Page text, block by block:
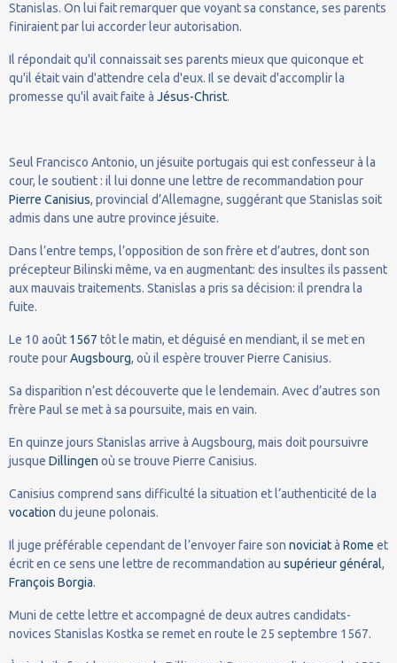
Stanislas. On lui fait remarquer que voyant sa constance, ses parents
finiraient par lui accorder leur autorisation.
Il répondait qu'il connaissait ses parents mieux que quiconque et
qu'il était vain d'attendre cela d'eux. Il se devait d'accomplir la
promesse qu'il avait faite à Jésus-Christ.
Seul Francisco Antonio, un jésuite portugais qui est confesseur à la
cour, le soutient : il lui donne une lettre de recommandation pour
Pierre Canisius, provincial d’Allemagne, suggérant que Stanislas soit
admis dans une autre province jésuite.
Dans l’entre temps, l’opposition de son frère et d’autres, dont son
précepteur Bilinski même, va en augmentant: des insultes ils passent
aux mauvais traitements. Stanislas a pris sa décision: il prendra la
fuite.
Le 10 août 1567 tôt le matin, et déguisé en mendiant, il se met en
route pourAugsbourg, où il espère trouver Pierre Canisius.
Sa disparition n’est découverte que le lendemain. Avec d’autres son
frère Paul se met à sa poursuite, mais en vain.
En quinze jours Stanislas arrive à Augsbourg, mais doit poursuivre
jusque Dillingen où se trouve Pierre Canisius.
Canisius comprend sans difficulté la situation et l’authenticité de la
vocation du jeune polonais.
Il juge préférable cependant de l’envoyer faire son noviciatà Rome et
écrit en ce sens une lettre de recommandation au supérieur général,
François Borgia.
Muni de cette lettre et accompagné de deux autres candidats-
novices Stanislas Kostka se remet en route le 25 septembre 1567.